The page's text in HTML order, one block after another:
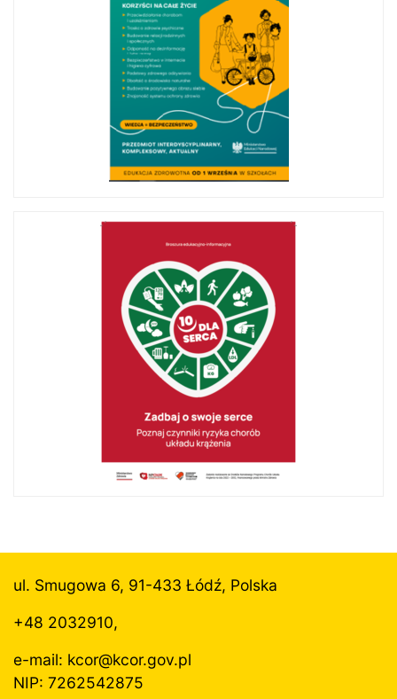
ul. Smugowa 6, 91-433 Łódź, Polska
+48 2032910,
e-mail: kcor@kcor.gov.pl
NIP: 7262542875